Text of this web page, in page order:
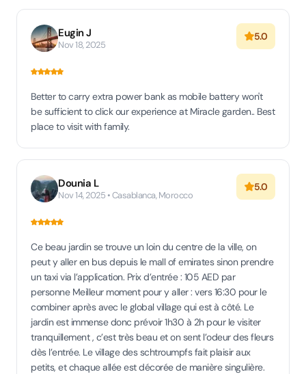
Eugin J
Nov 18, 2025
5.0
Better to carry extra power bank as mobile battery won't
be sufficient to click our experience at Miracle garden.. Best
place to visit with family.
Dounia L
Nov 14, 2025 • Casablanca, Morocco
5.0
Ce beau jardin se trouve un loin du centre de la ville, on
peut y aller en bus depuis le mall of emirates sinon prendre
un taxi via l’application. Prix d’entrée : 105 AED par
personne Meilleur moment pour y aller : vers 16:30 pour le
combiner après avec le global village qui est à côté. Le
jardin est immense donc prévoir 1h30 à 2h pour le visiter
tranquillement , c’est très beau et on sent l’odeur des fleurs
dès l’entrée. Le village des schtroumpfs fait plaisir aux
petits, et chaque allée est décorée de manière singulière.